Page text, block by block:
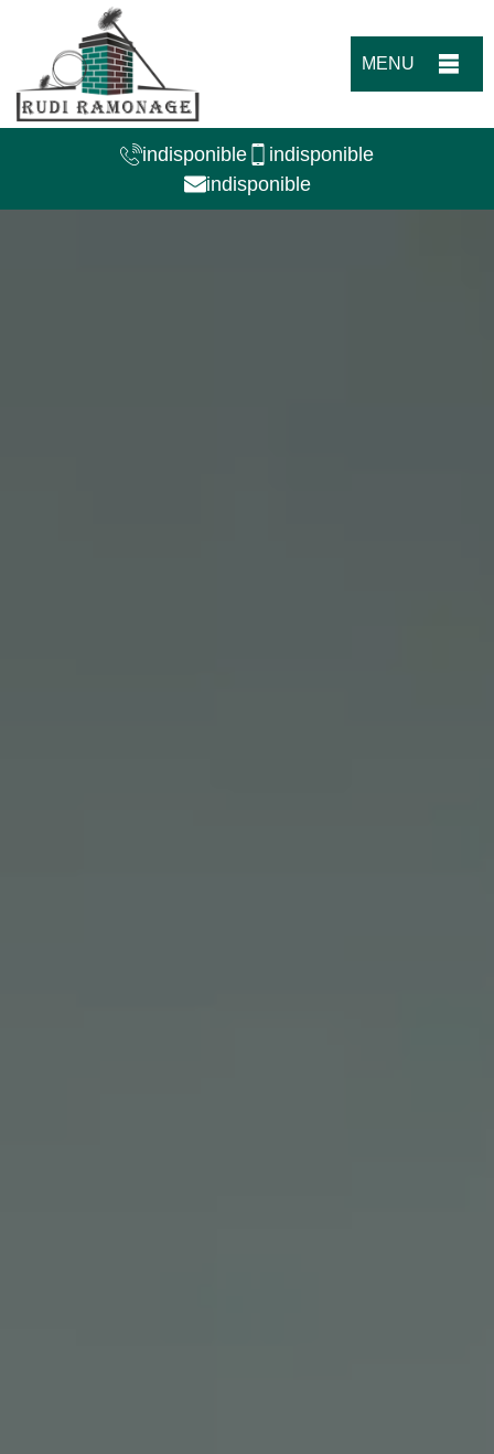
MENU
indisponible
indisponible
indisponible